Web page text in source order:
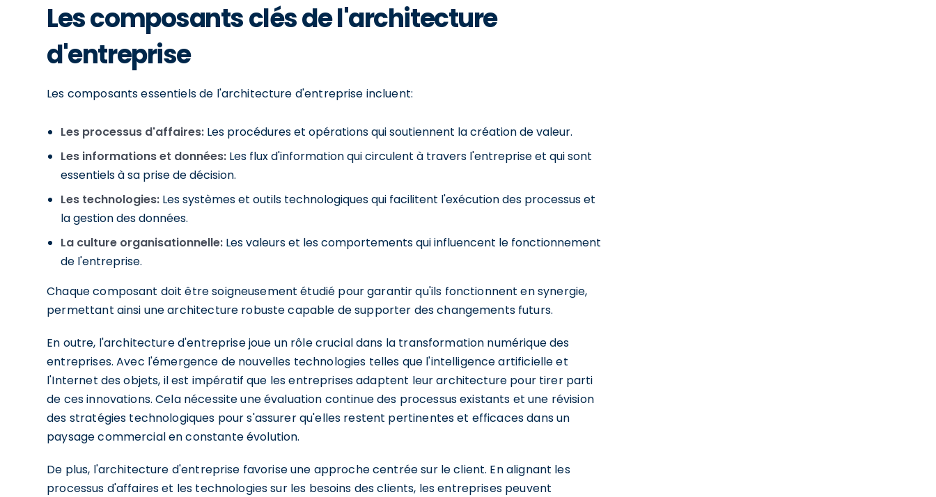
Les composants clés de l'architecture
d'entreprise
Les composants essentiels de l'architecture d'entreprise incluent:
Les processus d'affaires: Les procédures et opérations qui soutiennent la création de valeur.
Les informations et données: Les flux d'information qui circulent à travers l'entreprise et qui sont
essentiels à sa prise de décision.
Les technologies: Les systèmes et outils technologiques qui facilitent l'exécution des processus et
la gestion des données.
La culture organisationnelle: Les valeurs et les comportements qui influencent le fonctionnement
de l'entreprise.
Chaque composant doit être soigneusement étudié pour garantir qu'ils fonctionnent en synergie,
permettant ainsi une architecture robuste capable de supporter des changements futurs.
En outre, l'architecture d'entreprise joue un rôle crucial dans la transformation numérique des
entreprises. Avec l'émergence de nouvelles technologies telles que l'intelligence artificielle et
l'Internet des objets, il est impératif que les entreprises adaptent leur architecture pour tirer parti
de ces innovations. Cela nécessite une évaluation continue des processus existants et une révision
des stratégies technologiques pour s'assurer qu'elles restent pertinentes et efficaces dans un
paysage commercial en constante évolution.
De plus, l'architecture d'entreprise favorise une approche centrée sur le client. En alignant les
processus d'affaires et les technologies sur les besoins des clients, les entreprises peuvent